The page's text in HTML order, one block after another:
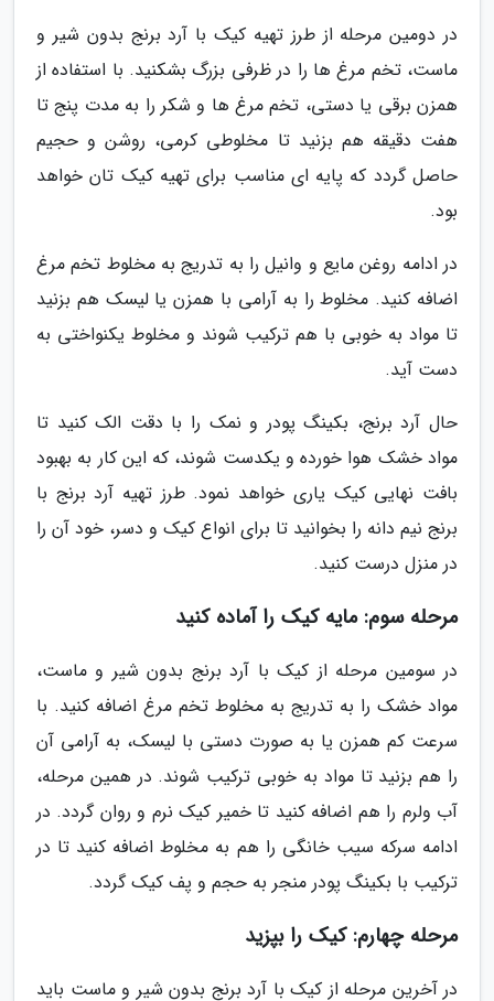
در دومین مرحله از طرز تهیه کیک با آرد برنج بدون شیر و
ماست، تخم مرغ ها را در ظرفی بزرگ بشکنید. با استفاده از
همزن برقی یا دستی، تخم مرغ ها و شکر را به مدت پنج تا
هفت دقیقه هم بزنید تا مخلوطی کرمی، روشن و حجیم
حاصل گردد که پایه ای مناسب برای تهیه کیک تان خواهد
بود.
در ادامه روغن مایع و وانیل را به تدریج به مخلوط تخم مرغ
اضافه کنید. مخلوط را به آرامی با همزن یا لیسک هم بزنید
تا مواد به خوبی با هم ترکیب شوند و مخلوط یکنواختی به
دست آید.
حال آرد برنج، بکینگ پودر و نمک را با دقت الک کنید تا
مواد خشک هوا خورده و یکدست شوند، که این کار به بهبود
بافت نهایی کیک یاری خواهد نمود. طرز تهیه آرد برنج با
برنج نیم دانه را بخوانید تا برای انواع کیک و دسر، خود آن را
در منزل درست کنید.
مرحله سوم: مایه کیک را آماده کنید
در سومین مرحله از کیک با آرد برنج بدون شیر و ماست،
مواد خشک را به تدریج به مخلوط تخم مرغ اضافه کنید. با
سرعت کم همزن یا به صورت دستی با لیسک، به آرامی آن
را هم بزنید تا مواد به خوبی ترکیب شوند. در همین مرحله،
آب ولرم را هم اضافه کنید تا خمیر کیک نرم و روان گردد. در
ادامه سرکه سیب خانگی را هم به مخلوط اضافه کنید تا در
ترکیب با بکینگ پودر منجر به حجم و پف کیک گردد.
مرحله چهارم: کیک را بپزید
در آخرین مرحله از کیک با آرد برنج بدون شیر و ماست باید